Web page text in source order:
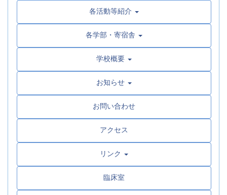
各活動等紹介
各学部・寄宿舎
学校概要
お知らせ
お問い合わせ
アクセス
リンク
臨床室